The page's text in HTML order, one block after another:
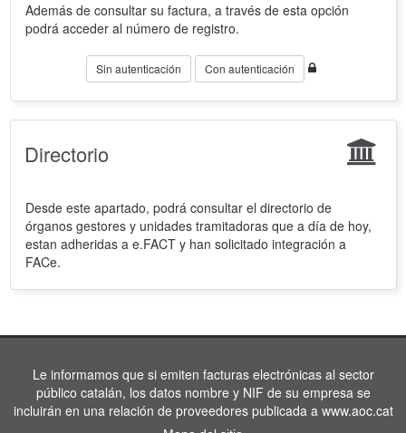
Además de consultar su factura, a través de esta opción
podrá acceder al número de registro.
Sin autenticación Con autenticación
Directorio
Desde este apartado, podrá consultar el directorio de
órganos gestores y unidades tramitadoras que a día de hoy,
estan adheridas a e.FACT y han solicitado integración a
FACe.
Le informamos que si emiten facturas electrónicas al sector
público catalán, los datos nombre y NIF de su empresa se
incluirán en una relación de proveedores publicada a www.aoc.cat